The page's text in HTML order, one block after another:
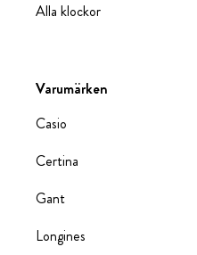
Alla klockor
Varumärken
Casio
Certina
Gant
Longines